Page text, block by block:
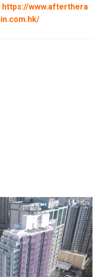
https://www.afterthera
in.com.hk/